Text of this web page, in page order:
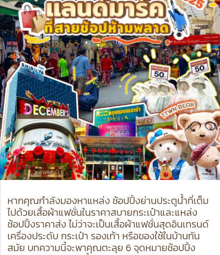
หากคุณกำลังมองหาแหล่ง ช้อปปิ้งย่านประตูน้ำที่เต็ม
ไปด้วยเสื้อผ้าแฟชั่นในราคาสบายกระเป๋าและแหล่ง
ช้อปปิ้งราคาส่ง ไม่ว่าจะเป็นเสื้อผ้าแฟชั่นสุดอินเทรนด์
เครื่องประดับ กระเป๋า รองเท้า หรือของใช้ในบ้านทัน
สมัย บทความนี้จะพาคุณตะลุย 6 จุดหมายช้อปปิ้ง